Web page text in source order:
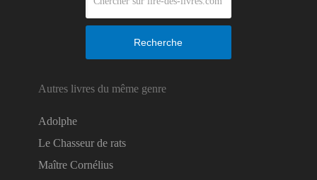
Recherche
Autres livres du même genre
Adolphe
Le Chasseur de rats
Maître Cornélius